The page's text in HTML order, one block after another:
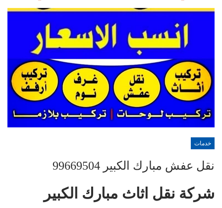
خدمات
نقل عفش مبارك الكبير 99669504
شركة نقل اثاث مبارك الكبير